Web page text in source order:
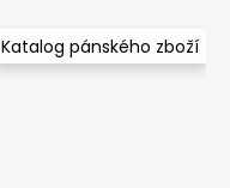
Katalog pánského zboží